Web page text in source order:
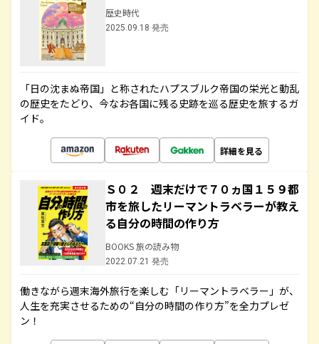
歴史時代
2025.09.18 発売
「日の沈まぬ帝国」と称されたハプスブルク帝国の栄光と動乱
の歴史をたどり、今なお各国に残る史跡を巡る歴史を旅するガ
イド。
詳細を見る
Ｓ０２ 週末だけで７０ヵ国１５９都
市を旅したリーマントラベラーが教え
る自分の時間の作り方
BOOKS 旅の読み物
2022.07.21 発売
働きながら週末海外旅行を楽しむ「リーマントラベラー」が、
人生を充実させるための“自分の時間の作り方”を全力プレゼ
ン！